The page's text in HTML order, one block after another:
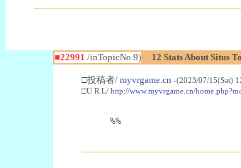
■22991 /inTopicNo.9) 12 Stats About Situs
□投稿者/ myvrgame.cn -(2023/07/15(Sat)
□U R L/ http://www.myvrgame.cn/
%%